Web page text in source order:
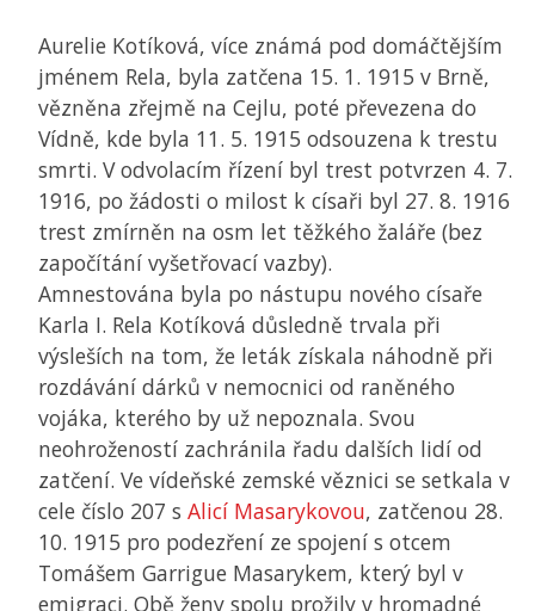
Aurelie Kotíková, více známá pod domáčtějším
jménem Rela, byla zatčena 15. 1. 1915 v Brně,
vězněna zřejmě na Cejlu, poté převezena do
Vídně, kde byla 11. 5. 1915 odsouzena k trestu
smrti. V odvolacím řízení byl trest potvrzen 4. 7.
1916, po žádosti o milost k císaři byl 27. 8. 1916
trest zmírněn na osm let těžkého žaláře (bez
započítání vyšetřovací vazby).
Amnestována byla po nástupu nového císaře
Karla I. Rela Kotíková důsledně trvala při
výsleších na tom, že leták získala náhodně při
rozdávání dárků v nemocnici od raněného
vojáka, kterého by už nepoznala. Svou
neohrožeností zachránila řadu dalších lidí od
zatčení. Ve vídeňské zemské věznici se setkala v
cele číslo 207 s Alicí Masarykovou, zatčenou 28.
10. 1915 pro podezření ze spojení s otcem
Tomášem Garrigue Masarykem, který byl v
emigraci. Obě ženy spolu prožily v hromadné